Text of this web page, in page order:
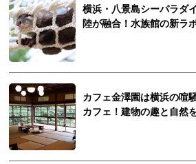
横浜・八景島シーパラダ
陸が融合！水族館の新ラ
カフェ金澤園は横浜の喧
カフェ！建物の趣と自然